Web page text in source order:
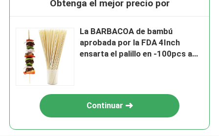
Obtenga el mejor precio por
La BARBACOA de bambú
aprobada por la FDA 4Inch
ensarta el palillo en -100pcs a
Continuar